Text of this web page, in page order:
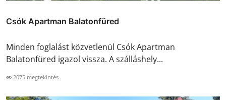
Csók Apartman Balatonfüred
Minden foglalást közvetlenül Csók Apartman
Balatonfüred igazol vissza. A szálláshely...
2075 megtekintés